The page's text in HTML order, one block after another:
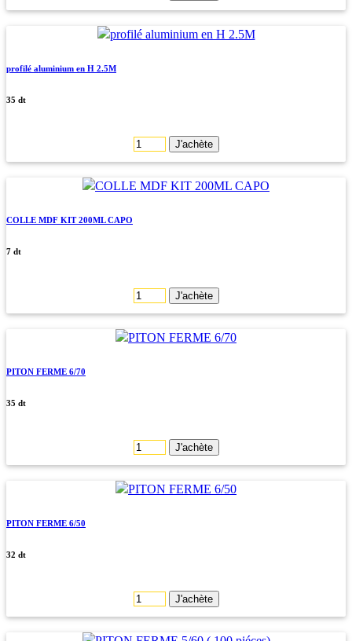
profilé aluminium en H 2.5M
35 dt
J'achète
COLLE MDF KIT 200ML CAPO
7 dt
J'achète
PITON FERME 6/70
35 dt
J'achète
PITON FERME 6/50
32 dt
J'achète